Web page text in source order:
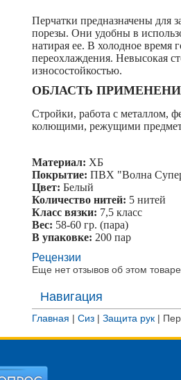
Перчатки предназначены для
порезы. Они удобны в
натирая ее. В холодное время
переохлаждения. Невысокая
износостойкостью.
ОБЛАСТЬ
Стройки, работа с металлом,
колющими, режущими
Материал: ХБ
Покрытие: ПВХ "Волна
Цвет: Белый
Количество нитей: 5 нитей
Класс вязки: 7,5 класс
Вес: 58-60 гр. (пара)
В упаковке: 200 пар
Рецензии
Еще нет отзывов об этом
Навигация
Главная | Сиз | Защита рук |